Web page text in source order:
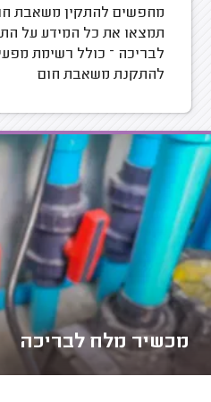
מחפשים להתקין משאבת
תמצאו את כל המידע על
לבריכה – כולל רשימת
להתקנת משאבת חום
מכשיר מלח לבריכה